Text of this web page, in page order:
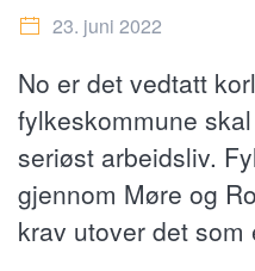
23. juni 2022
No er det vedtatt
fylkeskommune
seriøst arbeidsliv.
gjennom Møre og
krav utover det som